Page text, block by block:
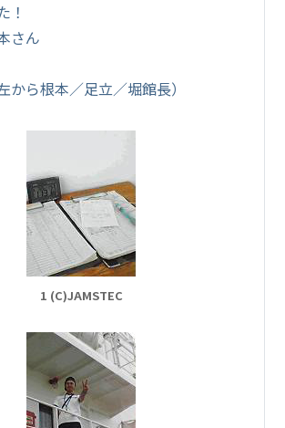
！
さん
から根本／足立／堀館長）
1 (C)JAMSTEC